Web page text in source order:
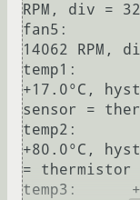
RPM, div =
fan5:
14062 RPM,
temp1:
+17.0°C,
sensor =
temp2:
+80.0°C,
= thermistor
temp3: